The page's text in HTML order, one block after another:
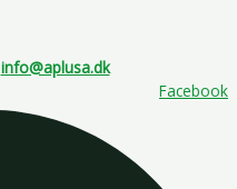
info@aplusa.dk
Facebook